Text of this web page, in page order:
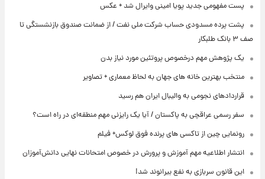
پست مفهومی جدید پویا امینی وایرال شد + عکس
پشت پرده‌ مسدودی حساب شرکت ملی نفت / از ضمانت صندوق بازنشستگی تا
صف ۳ بانک طلبکار
یک پژوهش مهم درخصوص پروتئین مورد نیاز بدن
منتخب بهترین خانه های جهان به لحاظ معماری + تصاویر
قراردادهای نجومی به والیبال ایران هم رسید
سفر رسمی عراقچی به پاکستان / آیا یک رایزنی مهم منطقه‌ای در راه است؟
رونمایی چین از تاکسی های پرنده فوق لوکس+ فیلم
انتشار اطلاعیه مهم آموزش و پرورش در خصوص امتحانات نهایی دانش‌آموزان
این قانون سربازی به نفع بیرانوند شد!